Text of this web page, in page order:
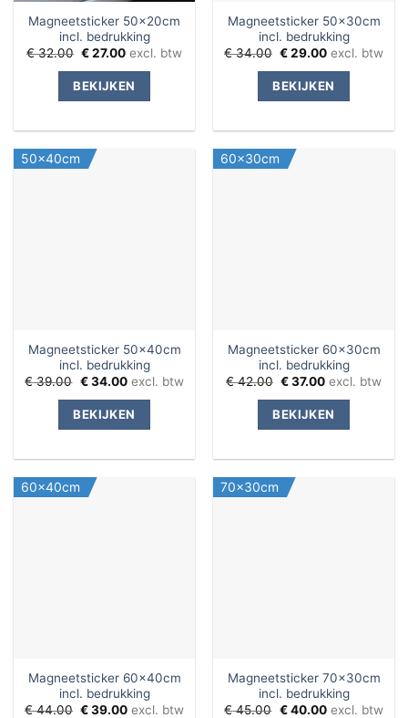
Magneetsticker 50x20cm
incl. bedrukking
€32.00 Oorspronkelijke
was:
€ 32.00.
€27.00Huidige
is:
€ 27.00.
excl. btw
BEKIJKEN
Magneetsticker 50x30cm
incl. bedrukking
€34.00 Oorspronkelijke
was:
€ 34.00.
€29.00Huidige
is:
€ 29.00.
excl. btw
BEKIJKEN
50x40cm
Magneetsticker 50x40cm
incl. bedrukking
€39.00 Oorspronkelijke
was:
€ 39.00.
€34.00Huidige
is:
€ 34.00.
excl. btw
BEKIJKEN
60x30cm
Magneetsticker 60x30cm
incl. bedrukking
€42.00 Oorspronkelijke
was:
€ 42.00.
€37.00Huidige
is:
€ 37.00.
excl. btw
BEKIJKEN
60x40cm
Magneetsticker 60x40cm
incl. bedrukking
€44.00 Oorspronkelijke
€39.00Huidige
excl. btw
70x30cm
Magneetsticker 70x30cm
incl. bedrukking
€45.00 Oorspronkelijke
€40.00Huidige
excl. btw